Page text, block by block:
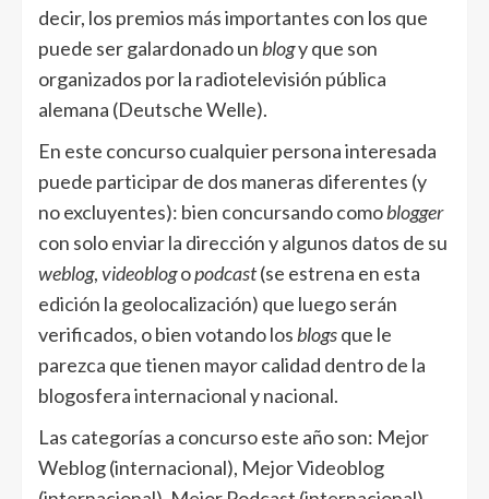
decir, los premios más importantes con los que
puede ser galardonado un blogy que son
organizados por la radiotelevisión pública
alemana (Deutsche Welle).
En este concurso cualquier persona interesada
puede participar de dos maneras diferentes (y
no excluyentes): bien concursando comoblogger
con solo enviar la dirección y algunos datos de su
weblog,videoblogopodcast(se estrena en esta
edición la geolocalización) que luego serán
verificados, o bien votando los blogsque le
parezca que tienen mayor calidad dentro de la
blogosfera internacional y nacional.
Las categorías a concurso este año son: Mejor
Weblog (internacional), Mejor Videoblog